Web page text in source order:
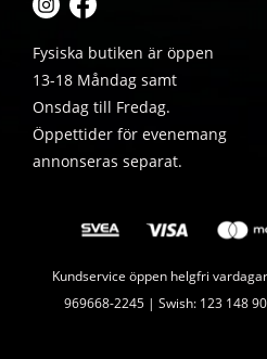
Fysiska butiken är öppen
13-18 Måndag samt
Onsdag till Fredag.
Öppettider för evenemang
annonseras separat.
Kundservice öppen helgfri
969668-2245 | Swish: 123 148